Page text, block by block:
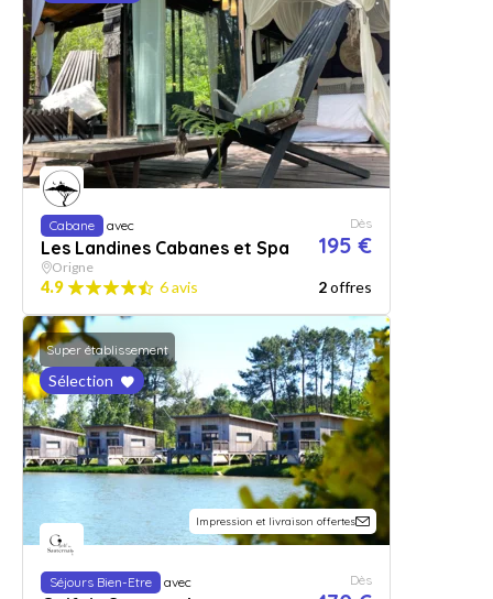
Cabane avec
Les Landines Cabanes et Spa
Dès
195 €
Origne
4.9 6 avis 2offres
Super établissement
Sélection
Impression et livraison offertes
Séjours Bien-Etre avec Dès